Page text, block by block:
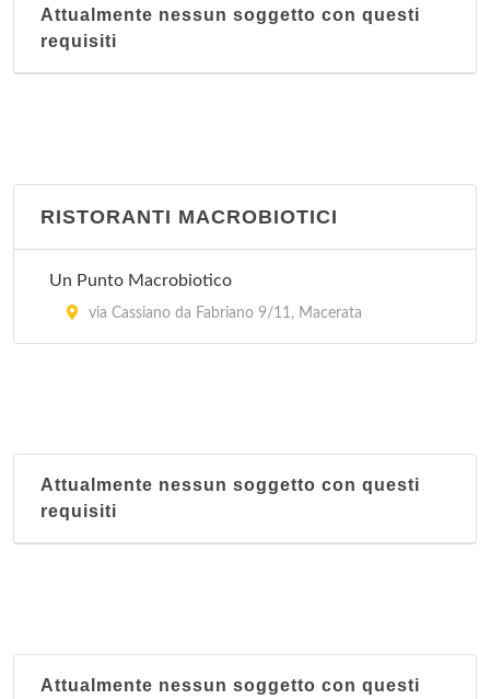
Attualmente nessun soggetto con questi
requisiti
RISTORANTI MACROBIOTICI
Un Punto Macrobiotico
via Cassiano da Fabriano 9/11, Macerata
Attualmente nessun soggetto con questi
requisiti
Attualmente nessun soggetto con questi